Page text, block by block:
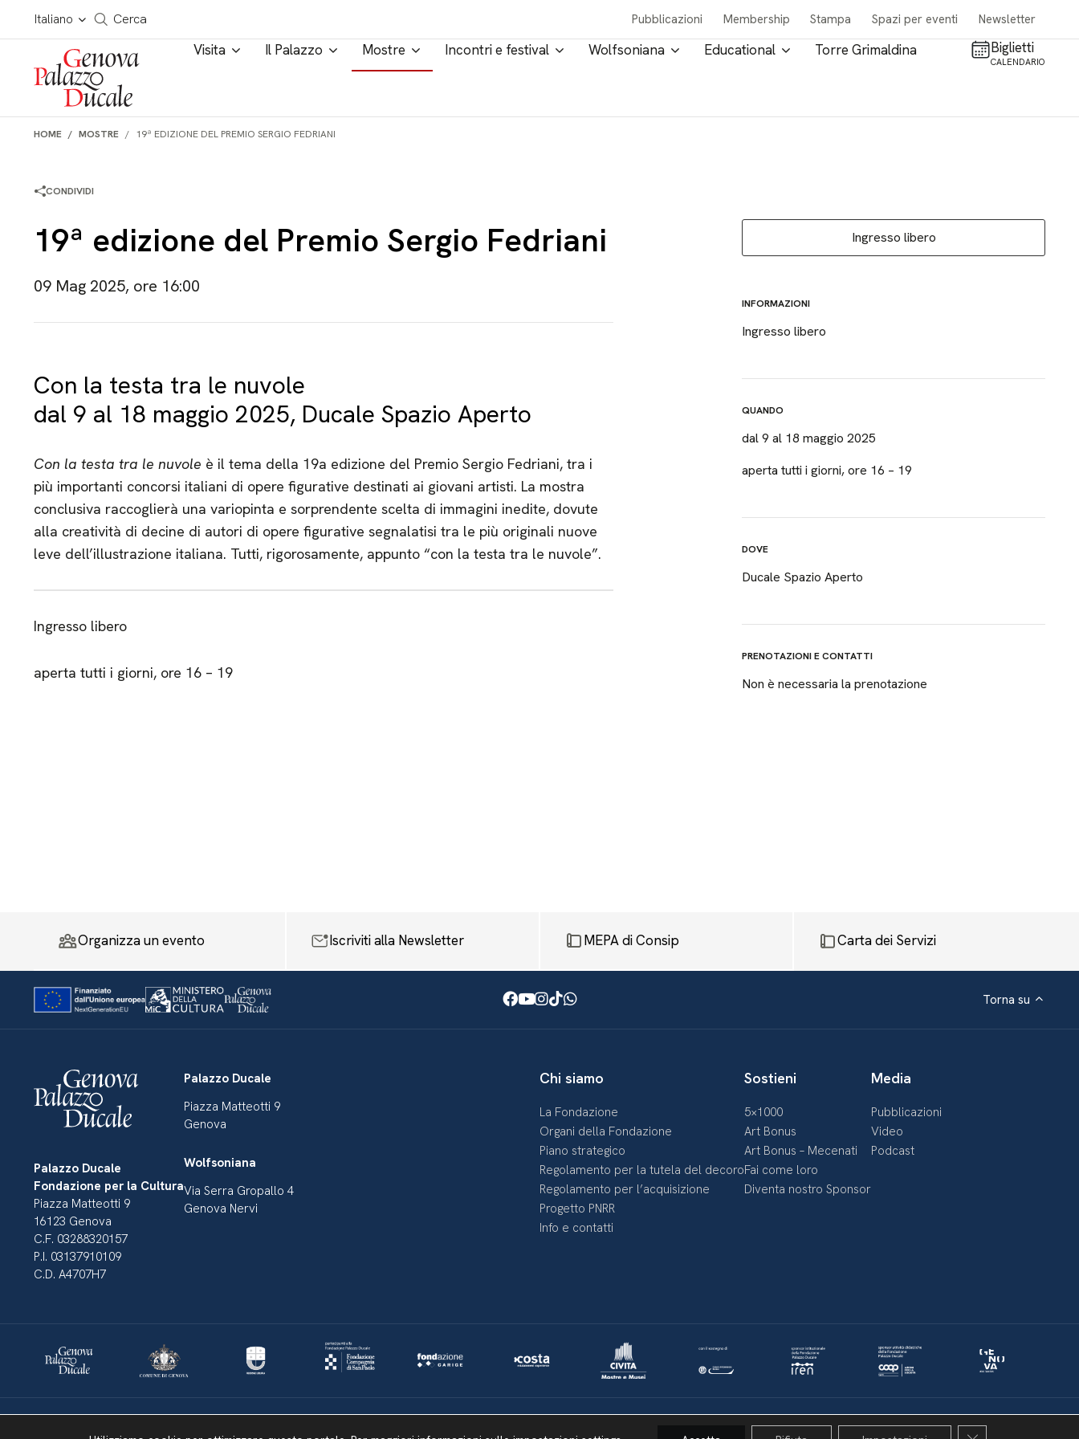
Salta al contenuto
Italiano
Cerca in tutto il sito
Cerca Pubblicazioni Membership Stampa Spazi per eventi Newsletter
Visita Il Palazzo Mostre Incontri e festival Wolfsoniana Educational Torre Grimaldina Biglietti
CALENDARIO
HOME MOSTRE 19ª EDIZIONE DEL PREMIO SERGIO FEDRIANI
CONDIVIDI
19ª edizione del Premio Sergio Fedriani
09 Mag 2025, ore 16:00
Con la testa tra le nuvole
dal 9 al 18 maggio 2025, Ducale Spazio Aperto
Con la testa tra le nuvole è il tema della 19a edizione del Premio Sergio Fedriani, tra i
più importanti concorsi italiani di opere figurative destinati ai giovani artisti. La mostra
conclusiva raccoglierà una variopinta e sorprendente scelta di immagini inedite, dovute
alla creatività di decine di autori di opere figurative segnalatisi tra le più originali nuove
leve dell’illustrazione italiana. Tutti, rigorosamente, appunto “con la testa tra le nuvole”.
Ingresso libero
aperta tutti i giorni, ore 16 – 19
Ingresso libero
INFORMAZIONI
Ingresso libero
QUANDO
dal 9 al 18 maggio 2025
aperta tutti i giorni, ore 16 – 19
DOVE
Ducale Spazio Aperto
PRENOTAZIONI E CONTATTI
Non è necessaria la prenotazione
Organizza un evento Iscriviti alla Newsletter MEPA di Consip Carta dei Servizi
Facebook
Youtube
Instagram
TikTok
WhatsApp Torna su
Palazzo Ducale
Fondazione per la Cultura
Piazza Matteotti 9
16123 Genova
C.F. 03288320157
P.I. 03137910109
C.D. A4707H7
Palazzo Ducale
Piazza Matteotti 9
Genova
Wolfsoniana
Via Serra Gropallo 4
Genova Nervi
Chi siamo
La Fondazione
Organi della Fondazione
Piano strategico
Regolamento per la tutela del decoro
Regolamento per l’acquisizione
Progetto PNRR
Info e contatti
Sostieni
5×1000
Art Bonus
Art Bonus – Mecenati
Fai come loro
Diventa nostro Sponsor
Media
Pubblicazioni
Video
Podcast
Politica della privacy & Cookies
Policy social media
Close GDPR Cookie